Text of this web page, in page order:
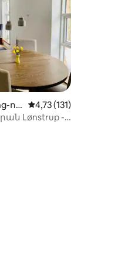
ու
Միջին վարկանիշը՝
4,73 (131)
Lønstrup -